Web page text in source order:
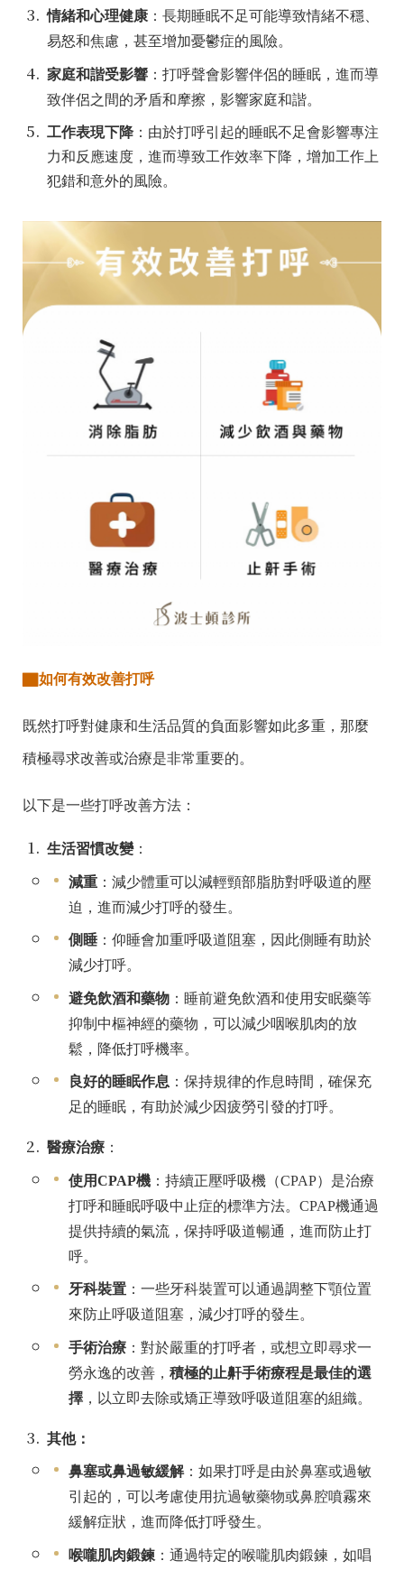
情緒和心理健康：長期睡眠不足可能導致情緒不穩、
易怒和焦慮，甚至增加憂鬱症的風險。
家庭和諧受影響：打呼聲會影響伴侶的睡眠，進而導
致伴侶之間的矛盾和摩擦，影響家庭和諧。
工作表現下降：由於打呼引起的睡眠不足會影響專注
力和反應速度，進而導致工作效率下降，增加工作上
犯錯和意外的風險。
▇如何有效改善打呼
既然打呼對健康和生活品質的負面影響如此多重 ， 那麼
積極尋求改善或治療是非常重要的。
以下是一些打呼改善方法：
生活習慣改變：
減重 ：減少體重可以減輕頸部脂肪對呼吸道的壓
迫，進而減少打呼的發生。
側睡 ：仰睡會加重呼吸道阻塞，因此側睡有助於
減少打呼。
避免飲酒和藥物 ：睡前避免飲酒和使用安眠藥等
抑制中樞神經的藥物，可以減少咽喉肌肉的放
鬆，降低打呼機率。
良好的睡眠作息 ：保持規律的作息時間，確保充
足的睡眠，有助於減少因疲勞引發的打呼。
醫療治療：
使用CPAP機 ：持續正壓呼吸機（CPAP）是治療
打呼和睡眠呼吸中止症的標準方法。CPAP機通過
提供持續的氣流，保持呼吸道暢通，進而防止打
呼。
牙科裝置 ：一些牙科裝置可以通過調整下顎位置
來防止呼吸道阻塞，減少打呼的發生。
手術治療 ：對於嚴重的打呼者，或想立即尋求一
勞永逸的改善，積極的止鼾手術療程是最佳的選
擇 ，以立即去除或矯正導致呼吸道阻塞的組織。
其他：
鼻塞或鼻過敏緩解：如果打呼是由於鼻塞或過敏
引起的，可以考慮使用抗過敏藥物或鼻腔噴霧來
緩解症狀，進而降低打呼發生。
喉嚨肌肉鍛鍊 ：通過特定的喉嚨肌肉鍛鍊，如唱